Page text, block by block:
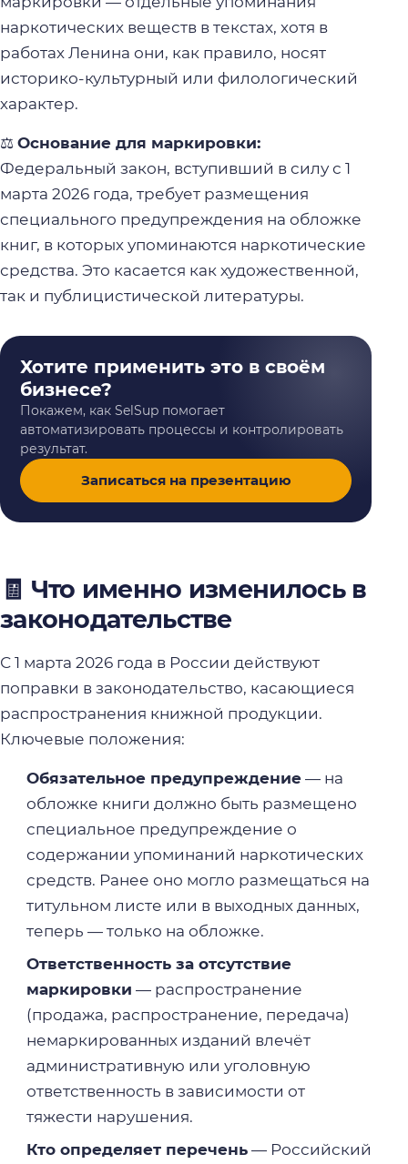
наркотических веществ в текстах, хотя в
работах Ленина они, как правило, носят
историко-культурный или филологический
характер.
⚖️ Основание для маркировки:
Федеральный закон, вступивший в силу с 1
марта 2026 года, требует размещения
специального предупреждения на обложке
книг, в которых упоминаются наркотические
средства. Это касается как художественной,
так и публицистической литературы.
Хотите применить это в своём
бизнесе?
Покажем, как SelSup помогает
автоматизировать процессы и контролировать
результат.
Записаться на презентацию
🧾 Что именно изменилось в
законодательстве
С 1 марта 2026 года в России действуют
поправки в законодательство, касающиеся
распространения книжной продукции.
Ключевые положения:
Обязательное предупреждение— на
обложке книги должно быть размещено
специальное предупреждение о
содержании упоминаний наркотических
средств. Ранее оно могло размещаться на
титульном листе или в выходных данных,
теперь — только на обложке.
Ответственность за отсутствие
маркировки — распространение
(продажа, распространение, передача)
немаркированных изданий влечёт
административную или уголовную
ответственность в зависимости от
тяжести нарушения.
Кто определяет перечень— Российский